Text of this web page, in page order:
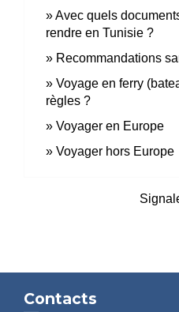
Avec quels
rendre en Tunisie ?
Recommandations
Voyage en ferry
règles ?
Voyager en Europe
Voyager hors Europe
Contacts